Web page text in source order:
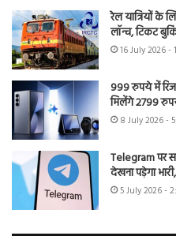
रेल यात्रियों के
लॉन्च, टिकट
16 July 2026 -
999 रुपये में
मिलेंगे 2799
8 July 2026 -
Telegram पर
देखना पड़ेगा
5 July 2026 -